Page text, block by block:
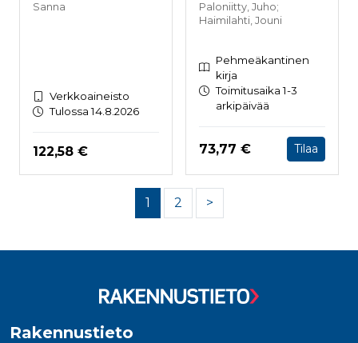
Sanna
Verkkoaineisto
Tulossa 14.8.2026
Hinta nyt
122,58 €
Paloniitty, Juho;
Haimilahti, Jouni
Pehmeäkantinen
kirja
Toimitusaika 1-3
arkipäivää
Hinta nyt
73,77 € Tilaa
1 2 >
Rakennustieto